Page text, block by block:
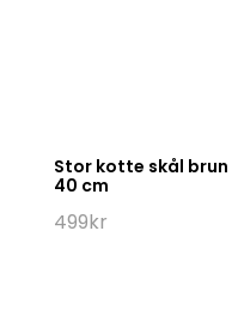
Stor kotte skål brun
40 cm
499kr